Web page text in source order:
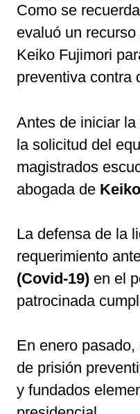
Como se
evaluó un
Keiko Fujimori
preventiva contra
Antes de iniciar
la solicitud del
magistrados
abogada de
La defensa de la
requerimiento
(Covid-19) en el
patrocinada
En enero
de prisión
y fundados